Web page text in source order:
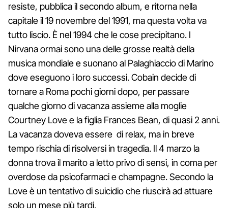
resiste, pubblica il secondo album, e ritorna nella
capitale il 19 novembre del 1991, ma questa volta va
tutto liscio. È nel 1994 che le cose precipitano. I
Nirvana ormai sono una delle grosse realtà della
musica mondiale e suonano al Palaghiaccio di Marino
dove eseguono i loro successi. Cobain decide di
tornare a Roma pochi giorni dopo, per passare
qualche giorno di vacanza assieme alla moglie
Courtney Love e la figlia Frances Bean, di quasi 2 anni.
La vacanza doveva essere di relax, ma in breve
tempo rischia di risolversi in tragedia. Il 4 marzo la
donna trova il marito a letto privo di sensi, in coma per
overdose da psicofarmaci e champagne. Secondo la
Love è un tentativo di suicidio che riuscirà ad attuare
solo un mese più tardi.